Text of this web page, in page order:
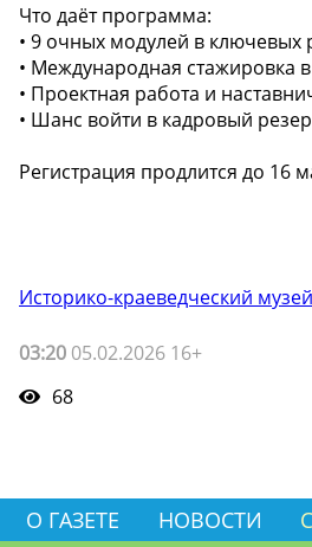
Что даёт программа:
• 9 очных модулей в ключевых
• Международная стажировка
• Проектная работа и
• Шанс войти в кадровый
Регистрация продлится до 16
Историко-краеведческий
03:20 05.02.2026 16+
68
О ГАЗЕТЕ НОВОСТИ